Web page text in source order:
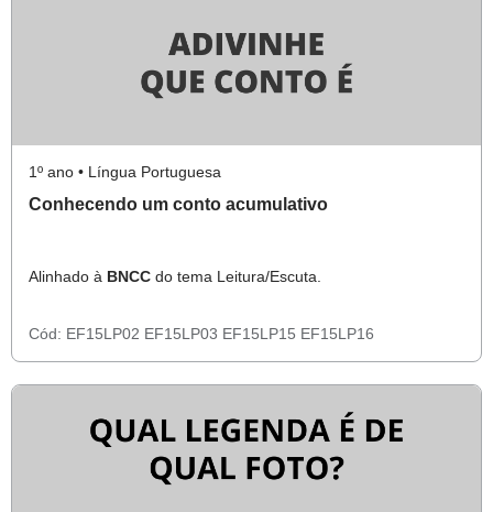
1º ano • Língua Portuguesa
Conhecendo um conto acumulativo
Alinhado à BNCC do tema Leitura/Escuta.
Cód: EF15LP02 EF15LP03 EF15LP15 EF15LP16